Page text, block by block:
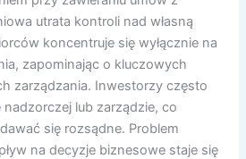
utrata kontroli nad własną
koncentruje się wyłącznie na
zapominając o kluczowych
zarządzania. Inwestorzy często
lub zarządzie, co
się rozsądne. Problem
na decyzje biznesowe staje się